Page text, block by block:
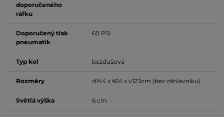
doporučeného
ráfku
Doporučený tlak
pneumatik
60 PSI
Typ kol bezdušová
Rozměry d144 x š64 x v123cm (bez záhlavníku)
Světlá výška 6 cm